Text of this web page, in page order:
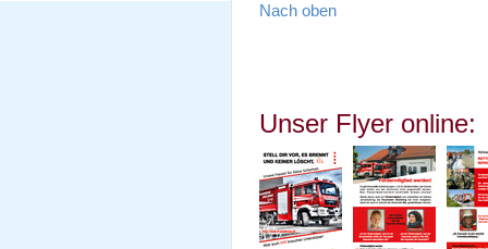
Nach oben
Unser Flyer online: